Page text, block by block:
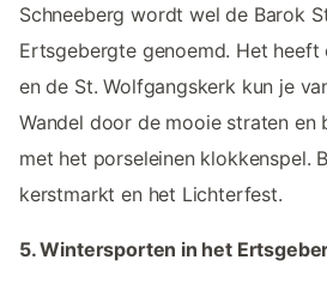
Schneeberg wordt wel de Barok
Ertsgebergte genoemd. Het
en de St. Wolfgangskerk kun je
Wandel door de mooie straten en
met het porseleinen klokkenspel.
kerstmarkt en het Lichterfest.
5. Wintersporten in het